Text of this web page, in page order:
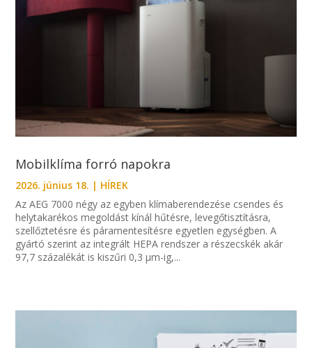
Mobilklíma forró napokra
2026. június 18. | HÍREK
Az AEG 7000 négy az egyben klímaberendezése csendes és
helytakarékos megoldást kínál hűtésre, levegőtisztításra,
szellőztetésre és páramentesítésre egyetlen egységben. A
gyártó szerint az integrált HEPA rendszer a részecskék akár
97,7 százalékát is kiszűri 0,3 µm-ig,...